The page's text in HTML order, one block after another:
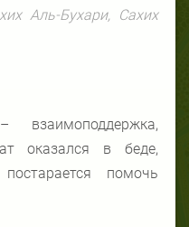
Аль-Бухари, Сахих
оказался в беде,
помочь